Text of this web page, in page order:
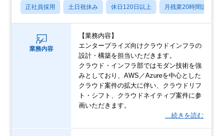
正社員採用 土日祝休み 休日120日以上 月残業20時間以内
業務内容
【業務内容】
エンタープライズ向けクラウドインフラの
設計・構築を担当いただきます。
クラウド・インフラ部ではモダン技術を強
みとしており、AWS／Azureを中心とした
クラウド案件の拡大に伴い、クラウドリフ
ト・シフト、クラウドネイティブ案件に参
画いただきます。
…続きを読む